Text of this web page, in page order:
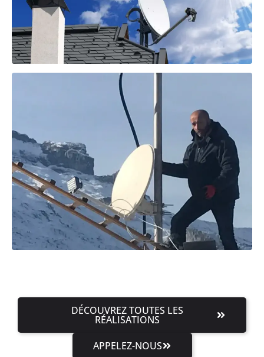
DÉCOUVREZ TOUTES LES
RÉALISATIONS
APPELEZ-NOUS